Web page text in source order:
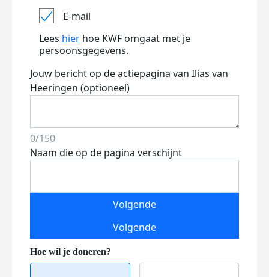
E-mail
Lees hier hoe KWF omgaat met je
persoonsgegevens.
Jouw bericht op de actiepagina van Ilias van
Heeringen (optioneel)
0/150
Naam die op de pagina verschijnt
Volgende
Volgende